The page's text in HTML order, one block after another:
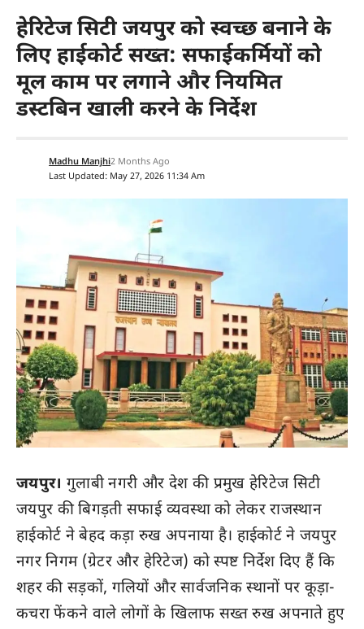
हेरिटेज सिटी जयपुर को स्वच्छ बनाने के
लिए हाईकोर्ट सख्त: सफाईकर्मियों को
मूल काम पर लगाने और नियमित
डस्टबिन खाली करने के निर्देश
Last Updated: May 27, 2026 11:34 Am
Madhu Manjhi2 Months Ago
जयपुर। गुलाबी नगरी और देश की प्रमुख हेरिटेज सिटी
जयपुर की बिगड़ती सफाई व्यवस्था को लेकर राजस्थान
हाईकोर्ट ने बेहद कड़ा रुख अपनाया है। हाईकोर्ट ने जयपुर
नगर निगम (ग्रेटर और हेरिटेज) को स्पष्ट निर्देश दिए हैं कि
शहर की सड़कों, गलियों और सार्वजनिक स्थानों पर कूड़ा-
कचरा फेंकने वाले लोगों के खिलाफ सख्त रुख अपनाते हुए